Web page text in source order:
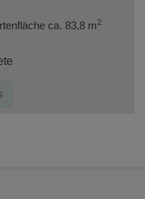
ca. 83,8 m2